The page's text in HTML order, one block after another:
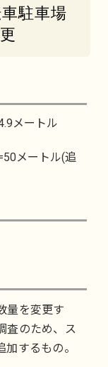
駐車場
メートル
メートル(追
量を変更す
査のため、ス
するもの。